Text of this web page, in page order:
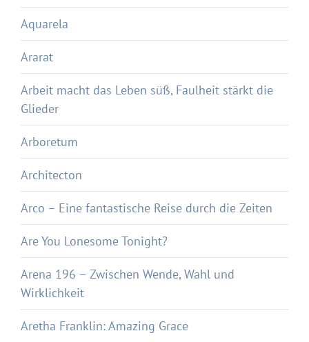
Aquarela
Ararat
Arbeit macht das Leben süß, Faulheit stärkt die
Glieder
Arboretum
Architecton
Arco – Eine fantastische Reise durch die Zeiten
Are You Lonesome Tonight?
Arena 196 – Zwischen Wende, Wahl und
Wirklichkeit
Aretha Franklin: Amazing Grace